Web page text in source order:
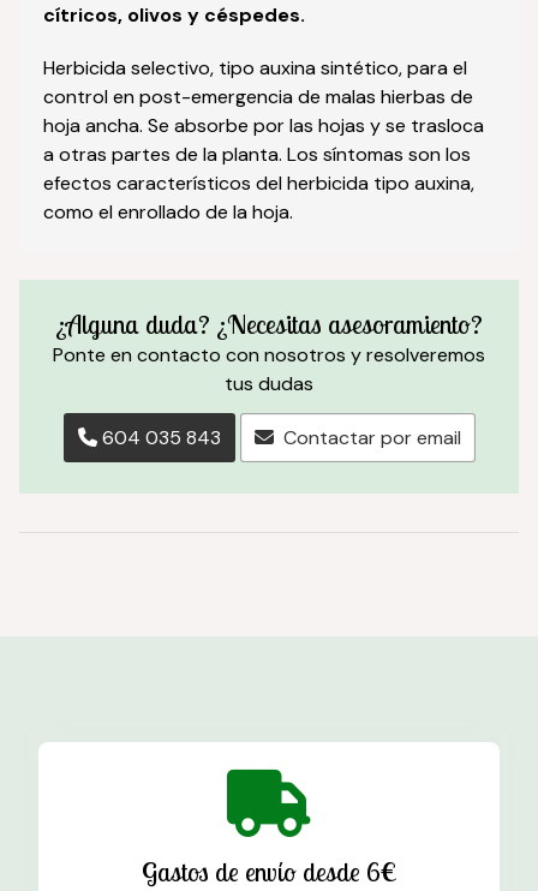
cítricos, olivos y céspedes.
Herbicida selectivo, tipo auxina sintético, para el
control en post-emergencia de malas hierbas de
hoja ancha. Se absorbe por las hojas y se trasloca
a otras partes de la planta. Los síntomas son los
efectos característicos del herbicida tipo auxina,
como el enrollado de la hoja.
¿Alguna duda? ¿Necesitas asesoramiento?
Ponte en contacto con nosotros y resolveremos
tus dudas
604 035 843 Contactar por email
Gastos de envío desde 6€